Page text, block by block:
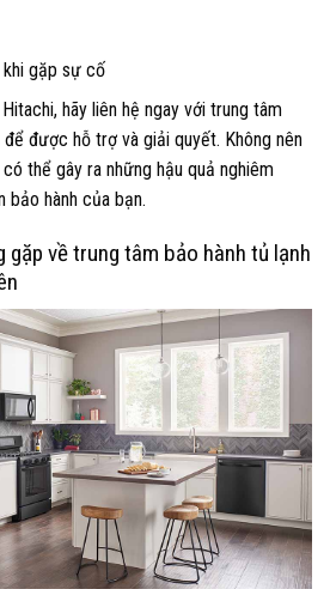
gặp sự cố
hãy liên hệ ngay với trung tâm
được hỗ trợ và giải quyết. Không nên
thể gây ra những hậu quả nghiêm
bảo hành của bạn.
gặp về trung tâm bảo hành tủ lạnh